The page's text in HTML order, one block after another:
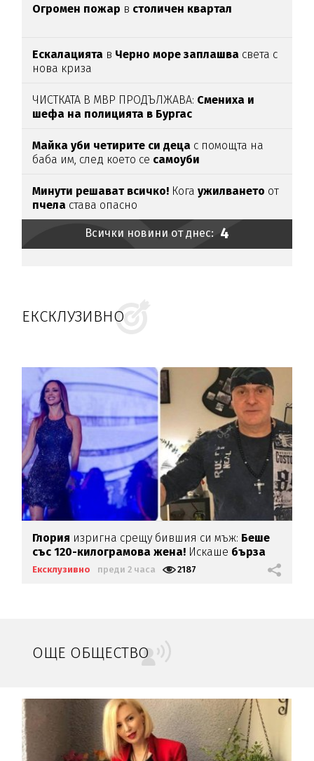
Огромен пожар в столичен квартал
Ескалацията в Черно море заплашва света с
нова криза
ЧИСТКАТА В МВР ПРОДЪЛЖАВА: Смениха и
шефа на полицията в Бургас
Майка уби четирите си деца с помощта на
баба им, след което се самоуби
Минути решават всичко! Когаужилването от
пчела става опасно
Всички новини от днес: 4
ЕКСКЛУЗИВНО
Глория изригна срещу бившия си мъж: Беше
със 120-килограмова жена! Искаше бърза
печалба...
Ексклузивно преди 2 часа 2187
ОЩЕ ОБЩЕСТВО